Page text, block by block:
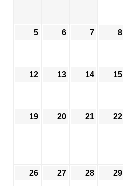
5 6 7 8
12 13 14 15
19 20 21 22
26 27 28 29